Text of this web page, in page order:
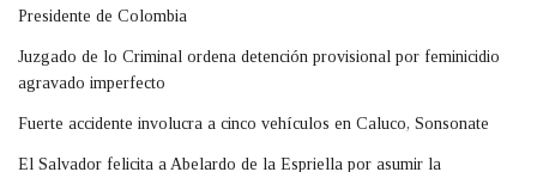
Presidente de Colombia
Juzgado de lo Criminal ordena detención provisional por feminicidio
agravado imperfecto
Fuerte accidente involucra a cinco vehículos en Caluco, Sonsonate
El Salvador felicita a Abelardo de la Espriella por asumir la